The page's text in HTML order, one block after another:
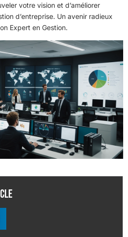
votre vision et d’améliorer
d’entreprise. Un avenir radieux
Expert en Gestion.